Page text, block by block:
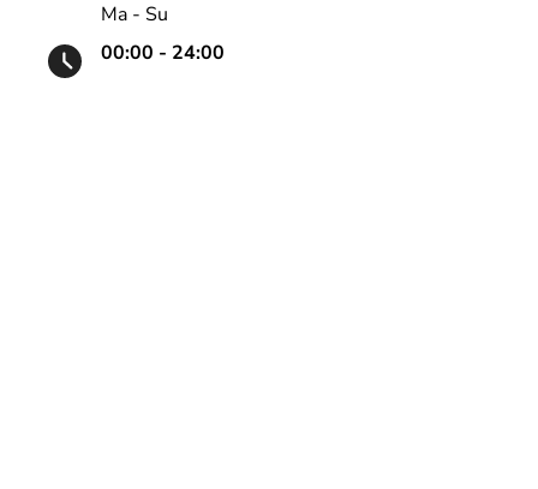
Ma - Su
00:00 - 24:00